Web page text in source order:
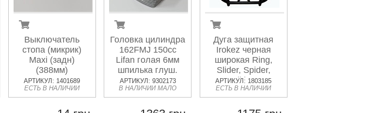
Выключатель
стопа (микрик)
Maxi (задн)
(388мм)
АРТИКУЛ: 1401689
ЕСТЬ В НАЛИЧИИ
Головка цилиндра
162FMJ 150cc
Lifan голая 6мм
шпилька глуш.
АРТИКУЛ: 9302173
В НАЛИЧИИ МАЛО
Дуга защитная
Irokez черная
широкая Ring,
Slider, Spider,
Viking
АРТИКУЛ: 1803185
ЕСТЬ В НАЛИЧИИ